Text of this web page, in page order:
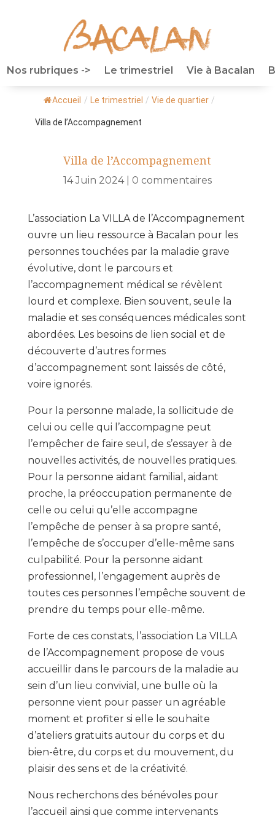
Nos rubriques -> Le trimestriel Vie à Bacalan
Accueil / Le trimestriel / Vie de quartier /
Villa de l’Accompagnement
Villa de l’Accompagnement
14 Juin 2024| 0 commentaires
L’association La VILLA de l’Accompagnement
ouvre un lieu ressource à Bacalan pour les
personnes touchées par la maladie grave
évolutive, dont le parcours et
l’accompagnement médical se révèlent
lourd et complexe. Bien souvent, seule la
maladie et ses conséquences médicales sont
abordées. Les besoins de lien social et de
découverte d’autres formes
d’accompagnement sont laissés de côté,
voire ignorés.
Pour la personne malade, la sollicitude de
celui ou celle qui l’accompagne peut
l’empêcher de faire seul, de s’essayer à de
nouvelles activités, de nouvelles pratiques.
Pour la personne aidant familial, aidant
proche, la préoccupation permanente de
celle ou celui qu’elle accompagne
l’empêche de penser à sa propre santé,
l’empêche de s’occuper d’elle-même sans
culpabilité. Pour la personne aidant
professionnel, l’engagement auprès de
toutes ces personnes l’empêche souvent de
prendre du temps pour elle-même.
Forte de ces constats, l’association La VILLA
de l’Accompagnement propose de vous
accueillir dans le parcours de la maladie au
sein d’un lieu convivial, une bulle où la
personne vient pour passer un agréable
moment et profiter si elle le souhaite
d’ateliers gratuits autour du corps et du
bien-être, du corps et du mouvement, du
plaisir des sens et de la créativité.
Nous recherchons des bénévoles pour
l’accueil ainsi que comme intervenants